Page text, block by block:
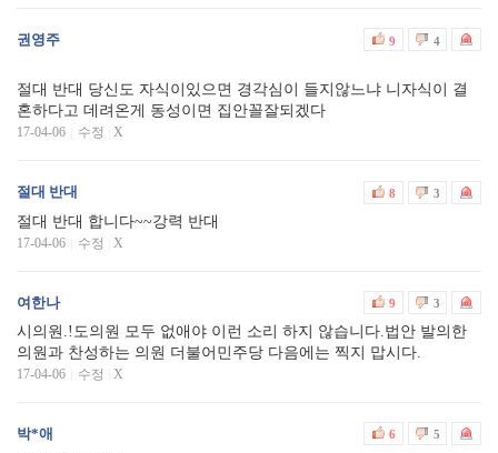
권영주 9 4
절대 반대 당신도 자식이있으면 경각심이 들지않느냐 니자식이 결
혼하다고 데려온게 동성이면 집안꼴잘되겠다
17-04-06 수정 X
절대 반대 8 3
절대 반대 합니다~~강력 반대
17-04-06 수정 X
여한나 9 3
시의원.!도의원 모두 없애야 이런 소리 하지 않습니다.법안 발의한
의원과 찬성하는 의원 더불어민주당 다음에는 찍지 맙시다.
17-04-06 수정 X
박*애 6 5